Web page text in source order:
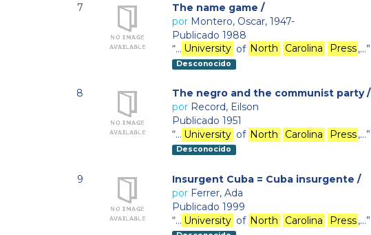
7
The name game /
por Montero, Oscar, 1947-
Publicado 1988
“… University of North Carolina Press,…”
Desconocido
8
The negro and the communist party /
por Record, Eilson
Publicado 1951
“… University of North Carolina Press,…”
Desconocido
9
Insurgent Cuba = Cuba insurgente /
por Ferrer, Ada
Publicado 1999
“… University of North Carolina Press,…”